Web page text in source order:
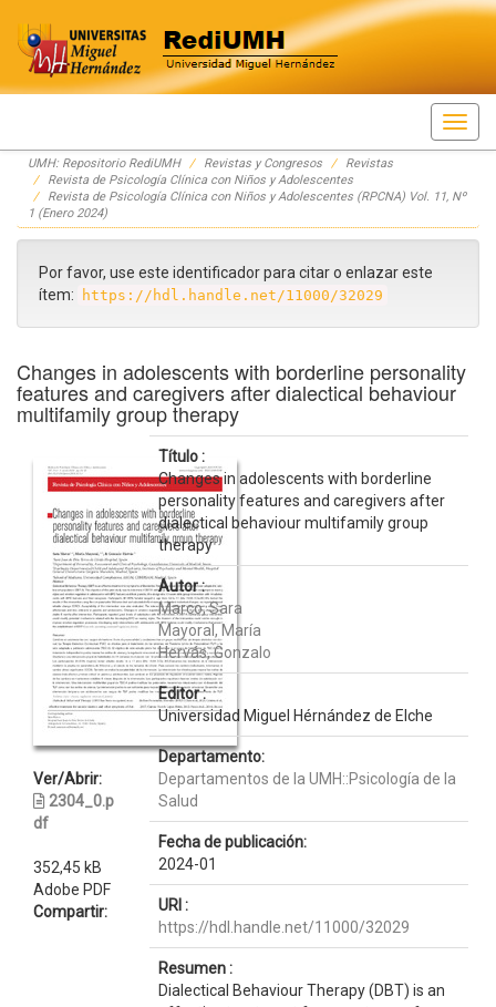
Skip
navigation
UMH: Repositorio RediUMH Revistas y Congresos
Revistas
Revista de Psicología Clínica con Niños y Adolescentes
Revista de Psicología Clínica con Niños y Adolescentes (RPCNA) Vol. 11, Nº
1 (Enero 2024)
Por favor, use este identificador para citar o enlazar este
ítem:
https://hdl.handle.net/11000/32029
Changes in adolescents with borderline personality
features and caregivers after dialectical behaviour
multifamily group therapy
Ver/Abrir:
2304_0.p
df
352,45 kB
Adobe PDF
Compartir:
Título :
Changes in adolescents with borderline
personality features and caregivers after
dialectical behaviour multifamily group
therapy
Autor :
Marco, Sara
Mayoral, María
Hervás, Gonzalo
Editor :
Universidad Miguel Hérnández de Elche
Departamento:
Departamentos de la UMH::Psicología de la
Salud
Fecha de publicación:
2024-01
URI :
https://hdl.handle.net/11000/32029
Resumen :
Dialectical Behaviour Therapy (DBT) is an